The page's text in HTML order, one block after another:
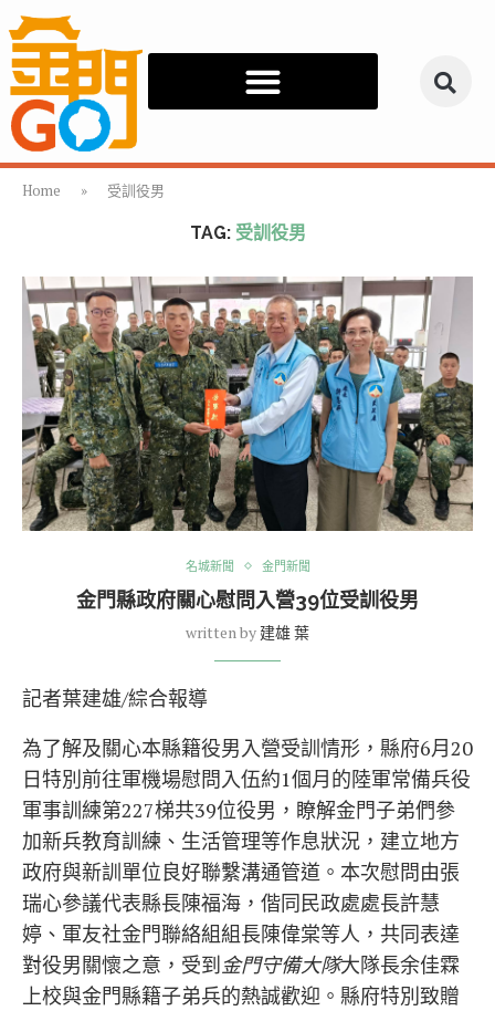
Home » 受訓役男
TAG: 受訓役男
名城新聞 金門新聞
金門縣政府關心慰問入營39位受訓役男
written by 建雄 葉
記者葉建雄/綜合報導
為了解及關心本縣籍役男入營受訓情形，縣府6月20
日特別前往軍機場慰問入伍約1個月的陸軍常備兵役
軍事訓練第227梯共39位役男，瞭解金門子弟們參
加新兵教育訓練、生活管理等作息狀況，建立地方
政府與新訓單位良好聯繫溝通管道。本次慰問由張
瑞心參議代表縣長陳福海，偕同民政處處長許慧
婷、軍友社金門聯絡組組長陳偉棠等人，共同表達
對役男關懷之意，受到金門守備大隊大隊長余佳霖
上校與金門縣籍子弟兵的熱誠歡迎。縣府特別致贈